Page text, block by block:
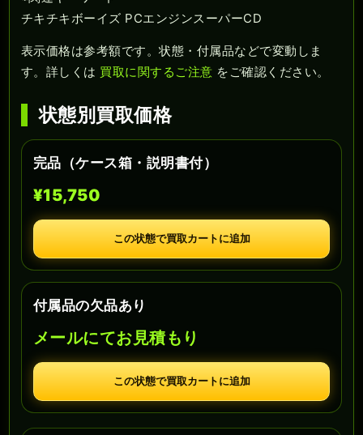
チキチキボーイズ PCエンジンスーパーCD
表示価格は参考額です。状態・付属品などで変動しま
す。詳しくは 買取に関するご注意 をご確認ください。
状態別買取価格
完品（ケース箱・説明書付）
¥15,750
この状態で買取カートに追加
付属品の欠品あり
メールにてお見積もり
この状態で買取カートに追加